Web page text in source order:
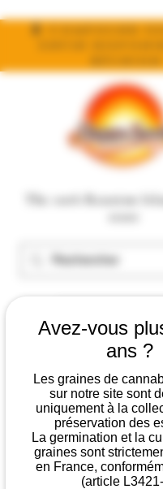
Avez-vous
ans ?
Les graines de
sur notre site sont
uniquement à la
préservation des
La germination et la
graines sont
en France,
(article
🧬 Compound
The 100% Reunion
View points